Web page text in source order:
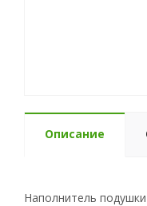
Описание
Наполнитель